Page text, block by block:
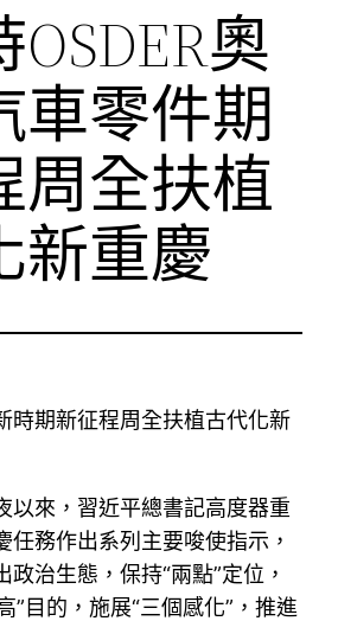
奧
車零件期
周全扶植
新重慶
時期新征程周全扶植古代化新
以來，習近平總書記高度器重
任務作出系列主要唆使指示，
治生態，保持“兩點”定位，
”目的，施展“三個感化”，推進